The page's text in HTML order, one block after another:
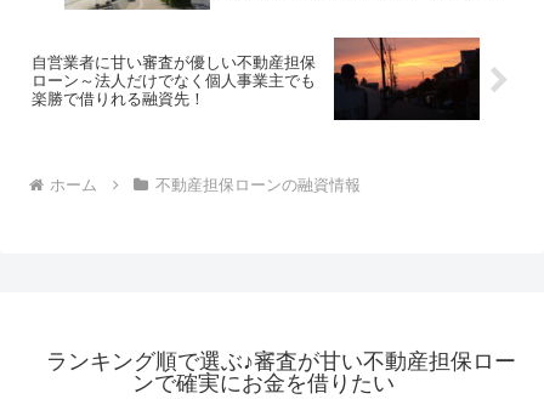
自営業者に甘い審査が優しい不動産担保
ローン～法人だけでなく個人事業主でも
楽勝で借りれる融資先！
ホーム 不動産担保ローンの融資情報
ランキング順で選ぶ♪審査が甘い不動産担保ロー
ンで確実にお金を借りたい